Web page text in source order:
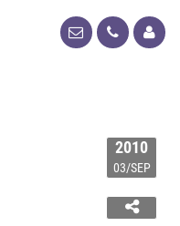
2010
03/SEP